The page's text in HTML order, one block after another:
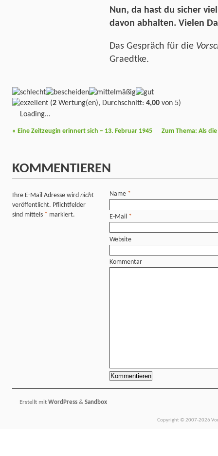
Nun, da hast du sicher
davon abhalten. Vielen
Das Gespräch für die
Graedtke.
(2 Wertung(en), Durchschnitt: 4,00 von 5)
Loading...
« Eine Zeitzeugin erinnert sich – 13. Februar 1945 Zum Thema: Als
KOMMENTIEREN
Ihre E-Mail Adresse wird nicht
veröffentlicht. Pflichtfelder
sind mittels * markiert.
Name *
E-Mail *
Website
Kommentar
Erstellt mit WordPress & Sandbox
Copyright © 2007-2026